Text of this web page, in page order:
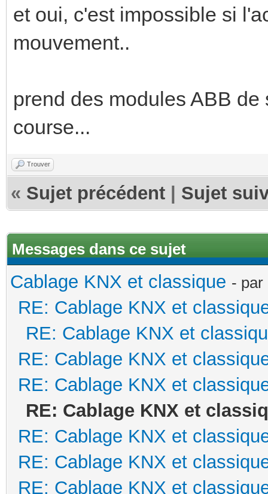
et oui, c'est impossible si
mouvement..
prend des modules ABB
course...
Trouver
« Sujet précédent Sujet
Messages dans ce sujet
Cablage KNX et classique - par
RE: Cablage KNX et
RE: Cablage KNX et
RE: Cablage KNX et
RE: Cablage KNX et
RE: Cablage KNX et
RE: Cablage KNX et
RE: Cablage KNX et
RE: Cablage KNX et